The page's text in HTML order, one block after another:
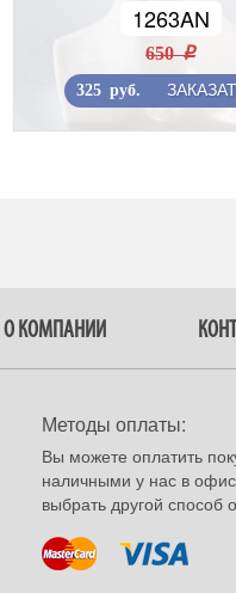
1263AN
650 r
325 руб.
О КОМПАНИИ
Методы оплаты:
Вы можете оплатить
наличными у нас в
выбрать другой способ